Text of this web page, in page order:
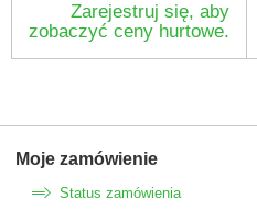
Zarejestruj się, aby
zobaczyć ceny hurtowe.
Moje zamówienie
Status zamówienia